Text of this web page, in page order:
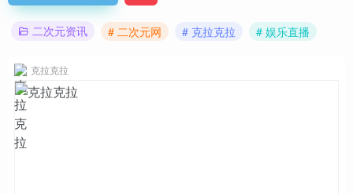
二次元资讯 # 二次元网 # 克拉克拉 # 娱乐直播
克拉克拉